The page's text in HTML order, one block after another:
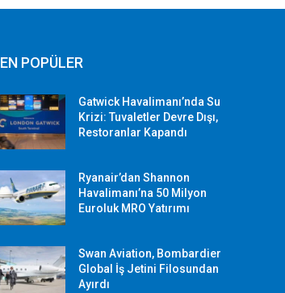
EN POPÜLER
Gatwick Havalimanı’nda Su
Krizi: Tuvaletler Devre Dışı,
Restoranlar Kapandı
Ryanair’dan Shannon
Havalimanı’na 50 Milyon
Euroluk MRO Yatırımı
Swan Aviation, Bombardier
Global İş Jetini Filosundan
Ayırdı